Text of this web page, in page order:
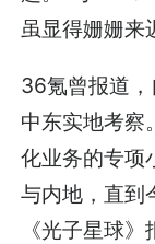
虽显得姗姗来
36氪曾报道
中东实地考察
化业务的专项
与内地，直到
《光子星球